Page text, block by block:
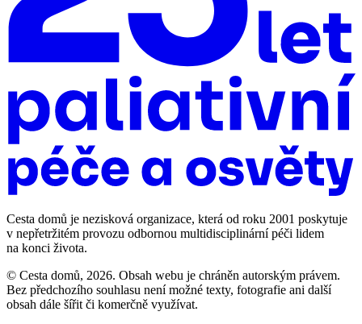
Cesta domů je nezisková organizace, která od roku 2001 poskytuje
v nepřetržitém provozu odbornou multidisciplinární péči lidem
na konci života.
© Cesta domů, 2026. Obsah webu je chráněn autorským právem.
Bez předchozího souhlasu není možné texty, fotografie ani další
obsah dále šířit či komerčně využívat.